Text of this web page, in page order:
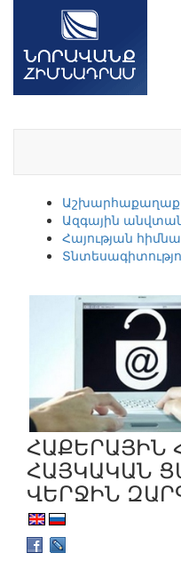
Ազգային
Հայության
ՀԱՔԵՐԱՅԻՆ
ՀԱՅԿԱԿԱՆ
ՎԵՐՋԻՆ